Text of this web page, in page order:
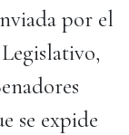
por el
se expide